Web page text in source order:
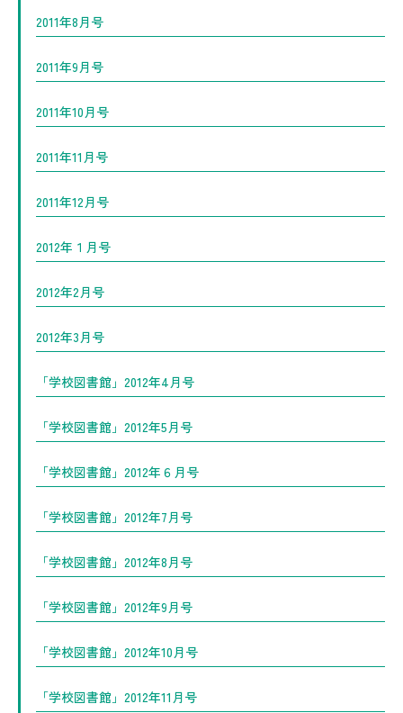
2011年8月号
2011年9月号
2011年10月号
2011年11月号
2011年12月号
2012年１月号
2012年2月号
2012年3月号
「学校図書館」2012年4月号
「学校図書館」2012年5月号
「学校図書館」2012年６月号
「学校図書館」2012年7月号
「学校図書館」2012年8月号
「学校図書館」2012年9月号
「学校図書館」2012年10月号
「学校図書館」2012年11月号